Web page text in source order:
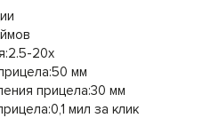
2.5-20x
50 мм
прицела:30 мм
0,1 мил за клик